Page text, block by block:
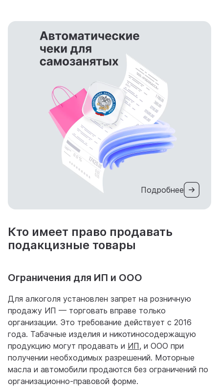
Подробнее
Кто имеет право продавать
подакцизные товары
Ограничения для ИП и ООО
Для алкоголя установлен запрет на розничную
продажу ИП — торговать вправе только
организации. Это требование действует с 2016
года. Табачные изделия и никотиносодержащую
продукцию могут продавать и ИП, и ООО при
получении необходимых разрешений. Моторные
масла и автомобили продаются без ограничений по
организационно-правовой форме.